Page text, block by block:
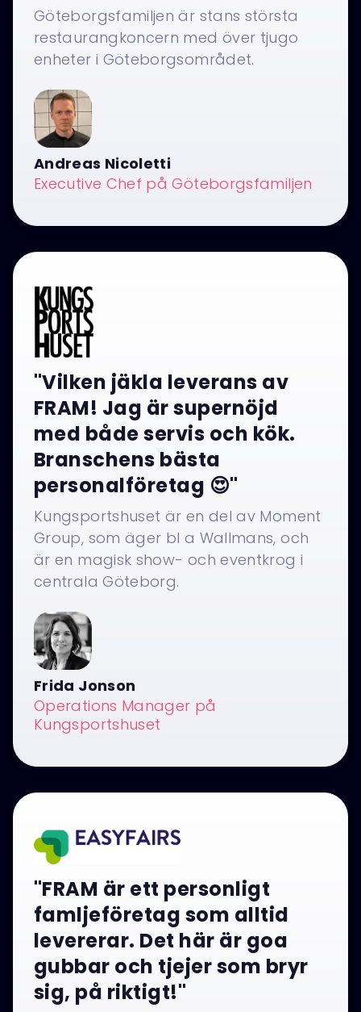
Göteborgsfamiljen är stans största
restaurangkoncern med över tjugo
enheter i Göteborgsområdet.
Andreas Nicoletti
Executive Chef på Göteborgsfamiljen
"Vilken jäkla leverans av
FRAM! Jag är supernöjd
med både servis och kök.
Branschens bästa
personalföretag 😍"
Kungsportshuset är en del av Moment
Group, som äger bl a Wallmans, och
är en magisk show- och eventkrog i
centrala Göteborg.
Frida Jonson
Operations Manager på
Kungsportshuset
"FRAM är ett personligt
famljeföretag som alltid
levererar. Det här är goa
gubbar och tjejer som bryr
sig, på riktigt!"